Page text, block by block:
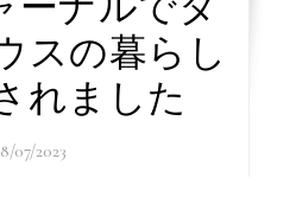
スの暮らし
れました
07/2023